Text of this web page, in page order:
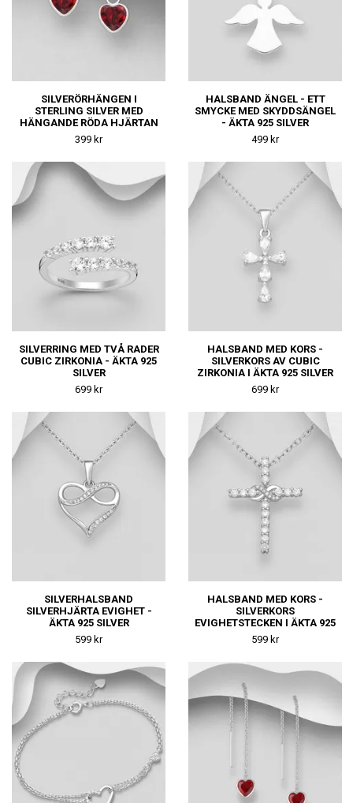
SILVERÖRHÄNGEN I
STERLING SILVER MED
HÄNGANDE RÖDA HJÄRTAN
399 kr
HALSBAND ÄNGEL - ETT
SMYCKE MED SKYDDSÄNGEL
- ÄKTA 925 SILVER
499 kr
SILVERRING MED TVÅ RADER
CUBIC ZIRKONIA - ÄKTA 925
SILVER
699 kr
HALSBAND MED KORS -
SILVERKORS AV CUBIC
ZIRKONIA I ÄKTA 925 SILVER
699 kr
SILVERHALSBAND
SILVERHJÄRTA EVIGHET -
ÄKTA 925 SILVER
599 kr
HALSBAND MED KORS -
SILVERKORS
EVIGHETSTECKEN I ÄKTA 925
SILVER
599 kr